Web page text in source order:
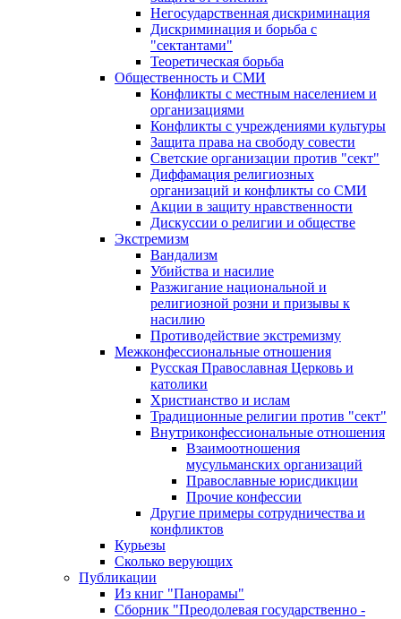
Негосударственная дискриминация
Дискриминация и борьба с
"сектантами"
Теоретическая борьба
Общественность и СМИ
Конфликты с местным населением и
организациями
Конфликты с учреждениями культуры
Защита права на свободу совести
Светские организации против "сект"
Диффамация религиозных
организаций и конфликты со СМИ
Акции в защиту нравственности
Дискуссии о религии и обществе
Экстремизм
Вандализм
Убийства и насилие
Разжигание национальной и
религиозной розни и призывы к
насилию
Противодействие экстремизму
Межконфессиональные отношения
Русская Православная Церковь и
католики
Христианство и ислам
Традиционные религии против "сект"
Внутриконфессиональные отношения
Взаимоотношения
мусульманских организаций
Православные юрисдикции
Прочие конфессии
Другие примеры сотрудничества и
конфликтов
Курьезы
Сколько верующих
Публикации
Из книг "Панорамы"
Сборник "Преодолевая государственно -